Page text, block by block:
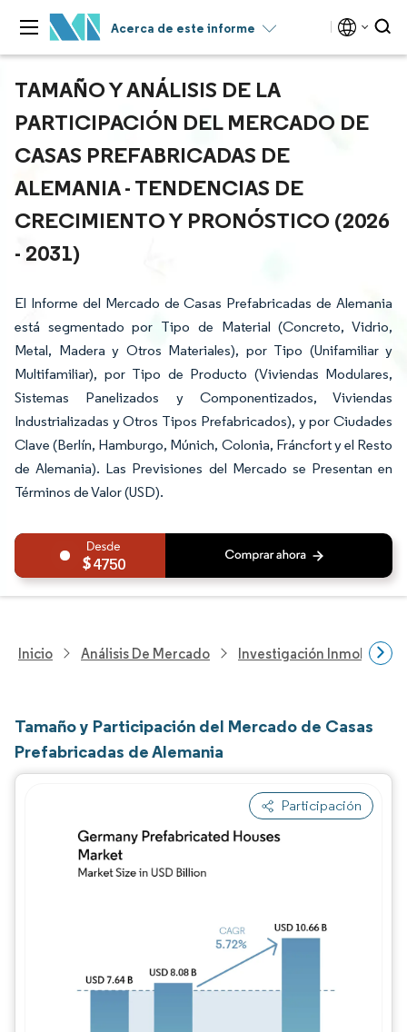
Acerca de este informe
TAMAÑO Y ANÁLISIS DE LA
PARTICIPACIÓN DEL MERCADO DE
CASAS PREFABRICADAS DE
ALEMANIA - TENDENCIAS DE
CRECIMIENTO Y PRONÓSTICO (2026
- 2031)
El Informe del Mercado de Casas Prefabricadas de Alemania
está segmentado por Tipo de Material (Concreto, Vidrio,
Metal, Madera y Otros Materiales), por Tipo (Unifamiliar y
Multifamiliar), por Tipo de Producto (Viviendas Modulares,
Sistemas Panelizados y Componentizados, Viviendas
Industrializadas y Otros Tipos Prefabricados), y por Ciudades
Clave (Berlín, Hamburgo, Múnich, Colonia, Fráncfort y el Resto
de Alemania). Las Previsiones del Mercado se Presentan en
Términos de Valor (USD).
4750
Inicio Análisis De Mercado Investigación Inmobiliaria
Tamaño y Participación del Mercado de Casas
Prefabricadas de Alemania
Participación